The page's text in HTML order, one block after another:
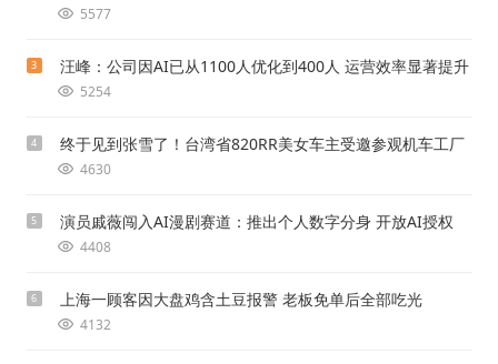
5577
3 汪峰：公司因AI已从1100人优化到400人 运营效率显著提升
5254
4 终于见到张雪了！台湾省820RR美女车主受邀参观机车工厂
4630
5 演员戚薇闯入AI漫剧赛道：推出个人数字分身 开放AI授权
4408
6 上海一顾客因大盘鸡含土豆报警 老板免单后全部吃光
4132